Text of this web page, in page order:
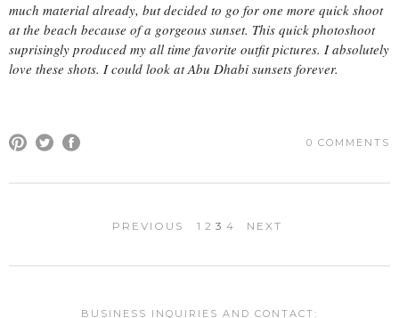
much material already, but decided to go for one more quick shoot
at the beach because of a gorgeous sunset. This quick photoshoot
suprisingly produced my all time favorite outfit pictures. I absolutely
love these shots. I could look at Abu Dhabi sunsets forever.
0 COMMENTS
PREVIOUS 1 2 3 4 NEXT
BUSINESS INQUIRIES AND CONTACT: